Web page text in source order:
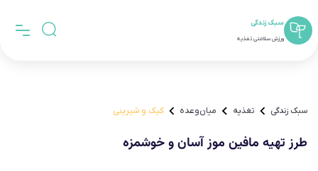
سبک زندگی
ورزش سلامتی تغذیه
سبک زندگی تغذیه میان‌وعده کیک و شیرینی
طرز تهیه مافین موز آسان و خوشمزه